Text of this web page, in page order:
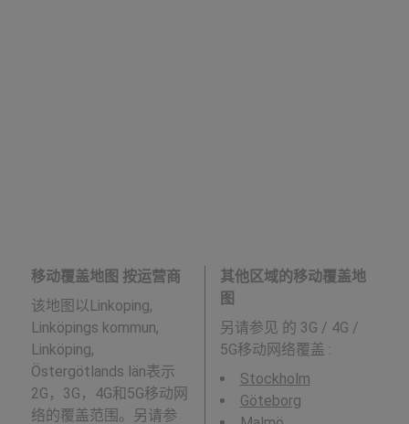
移动覆盖地图 按运营商
该地图以Linkoping,
Linköpings kommun,
Linköping,
Östergötlands län表示
2G，3G，4G和5G移动网
络的覆盖范围。另请参
其他区域的移动覆盖地
图
另请参见 的 3G / 4G /
5G移动网络覆盖 :
Stockholm
Göteborg